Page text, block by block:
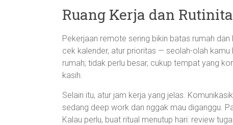
Ruang Kerja dan
Pekerjaan remote sering bikin batas rumah
cek kalender, atur prioritas — seolah-olah kamu
rumah; tidak perlu besar, cukup tempat yang
kasih.
Selain itu, atur jam kerja yang jelas.
sedang deep work dan nggak mau diganggu.
Kalau perlu, buat ritual menutup hari: review